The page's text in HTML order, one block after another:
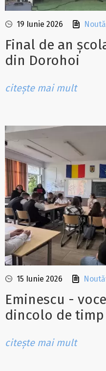
19 Iunie 2026
Final de an
din Dorohoi
citește mai mult
15 Iunie 2026
Eminescu -
dincolo de timp
citește mai mult